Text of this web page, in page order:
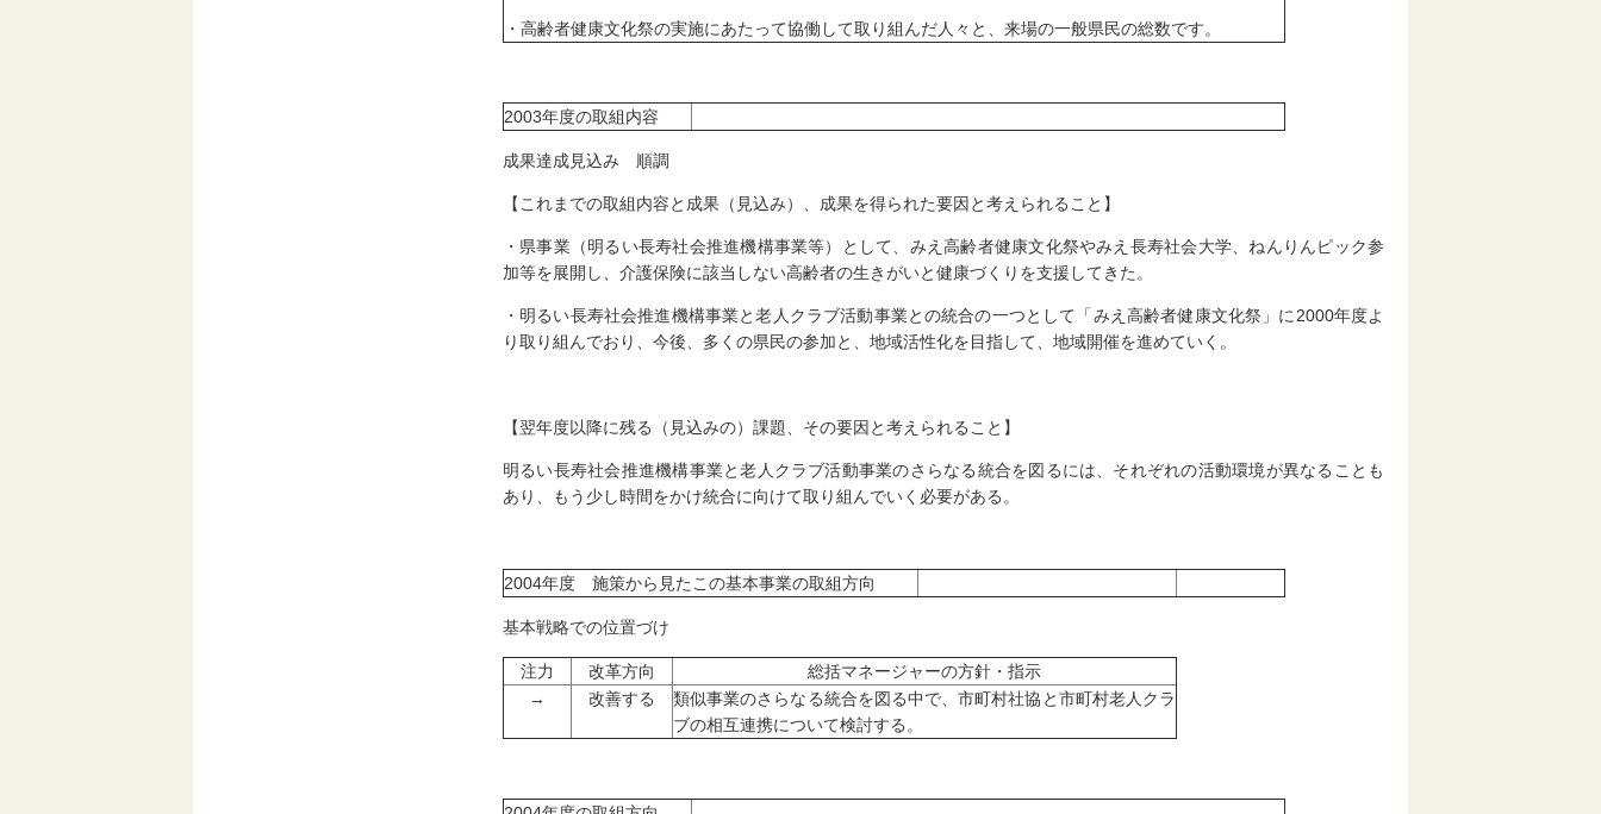
・高齢者健康文化祭の実施にあたって協働して取り組んだ人々と、来場の一般県民の総数です。
2003年度の取組内容
成果達成見込み 順調
【これまでの取組内容と成果（見込み）、成果を得られた要因と考えられること】
・県事業（明るい長寿社会推進機構事業等）として、みえ高齢者健康文化祭やみえ長寿社会大学、ねんりんピック参
加等を展開し、介護保険に該当しない高齢者の生きがいと健康づくりを支援してきた。
・明るい長寿社会推進機構事業と老人クラブ活動事業との統合の一つとして「みえ高齢者健康文化祭」に2000年度よ
り取り組んでおり、今後、多くの県民の参加と、地域活性化を目指して、地域開催を進めていく。
【翌年度以降に残る（見込みの）課題、その要因と考えられること】
明るい長寿社会推進機構事業と老人クラブ活動事業のさらなる統合を図るには、それぞれの活動環境が異なることも
あり、もう少し時間をかけ統合に向けて取り組んでいく必要がある。
2004年度 施策から見たこの基本事業の取組方向
基本戦略での位置づけ
注力 改革方向
総括マネージャーの方針・指示
→
改善する
類似事業のさらなる統合を図る中で、市町村社協と市町村老人クラ
ブの相互連携について検討する。